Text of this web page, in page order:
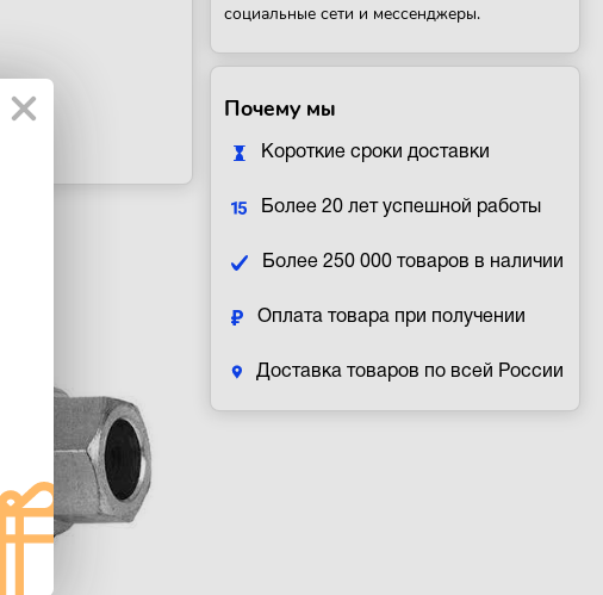
социальные сети и мессенджеры.
Почему мы
Короткие сроки доставки
Более 20 лет успешной работы
Более 250 000 товаров в наличии
Оплата товара при получении
Доставка товаров по всей России